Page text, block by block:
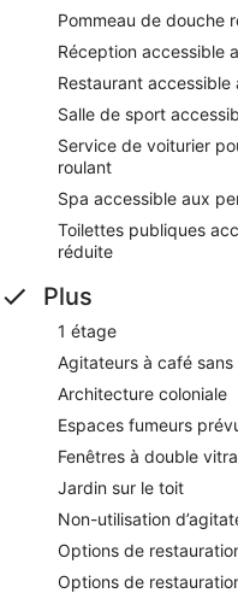
Pommeau de douche
Réception accessible
Restaurant
Salle de sport
Service de voiturier
roulant
Spa accessible aux
Toilettes publiques
réduite
Plus
1 étage
Agitateurs à café
Architecture coloniale
Espaces fumeurs
Fenêtres à double
Jardin sur le toit
Non-utilisation
Options de
Options de